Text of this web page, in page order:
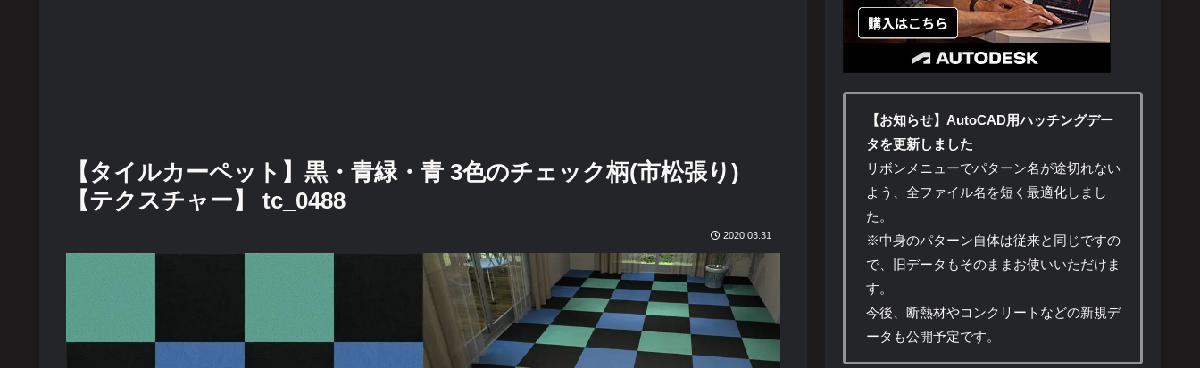
【タイルカーペット】黒・青緑・青 3色のチェック柄(市松張り)
【テクスチャー】 tc_0488
2020.03.31
【お知らせ】AutoCAD用ハッチングデー
タを更新しました
リボンメニューでパターン名が途切れない
よう、全ファイル名を短く最適化しまし
た。
※中身のパターン自体は従来と同じですの
で、旧データもそのままお使いいただけま
す。
今後、断熱材やコンクリートなどの新規デ
ータも公開予定です。